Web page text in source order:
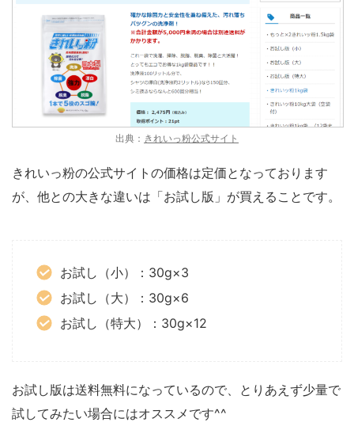
出典： きれいっ粉公式サイト
きれいっ粉の公式サイトの価格は定価となっております
が、他との大きな違いは「お試し版」が買えることです。
お試し（小）：30g×3
お試し（大）：30g×6
お試し（特大）：30g×12
お試し版は送料無料になっているので、とりあえず少量で
試してみたい場合にはオススメです^^